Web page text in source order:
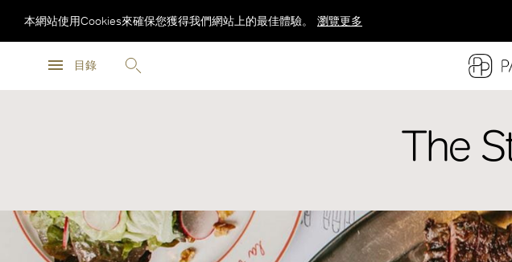
目錄
本網站使用Cookies來確保您獲得我們網站上的最佳體驗。 瀏覽更多
The